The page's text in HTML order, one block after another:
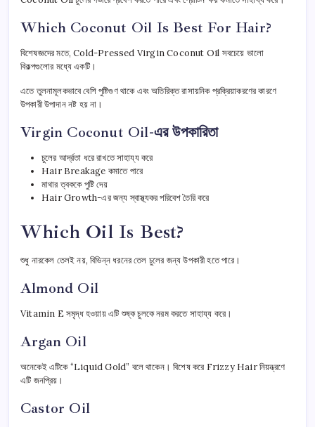
Which Coconut Oil Is Best For Hair?
বিশেষজ্ঞদের মতে, Cold-Pressed Virgin Coconut Oil সবচেয়ে ভালো
বিকল্পগুলোর মধ্যে একটি।
এতে তুলনামূলকভাবে বেশি পুষ্টিগুণ থাকে এবং অতিরিক্ত রাসায়নিক প্রক্রিয়াকরণের কারণে
উপকারী উপাদান নষ্ট হয় না।
Virgin Coconut Oil-এর উপকারিতা
চুলের আর্দ্রতা ধরে রাখতে সাহায্য করে
Hair Breakage কমাতে পারে
মাথার ত্বককে পুষ্টি দেয়
Hair Growth-এর জন্য স্বাস্থ্যকর পরিবেশ তৈরি করে
Which Oil Is Best?
শুধু নারকেল তেলই নয়, বিভিন্ন ধরনের তেল চুলের জন্য উপকারী হতে পারে।
Almond Oil
Vitamin E সমৃদ্ধ হওয়ায় এটি শুষ্ক চুলকে নরম করতে সাহায্য করে।
Argan Oil
অনেকেই এটিকে “Liquid Gold” বলে থাকেন। বিশেষ করে Frizzy Hair নিয়ন্ত্রণে
এটি জনপ্রিয়।
Castor Oil